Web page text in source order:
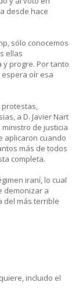
desde hace
sólo conocemos
ellas
progre. Por tanto
oír esa
protestas,
a D. Javier Nart
ministro de justicia
aplicaron cuando
más de todos
completa.
iraní, lo cual
demonizar a
del más terrible
incluido el